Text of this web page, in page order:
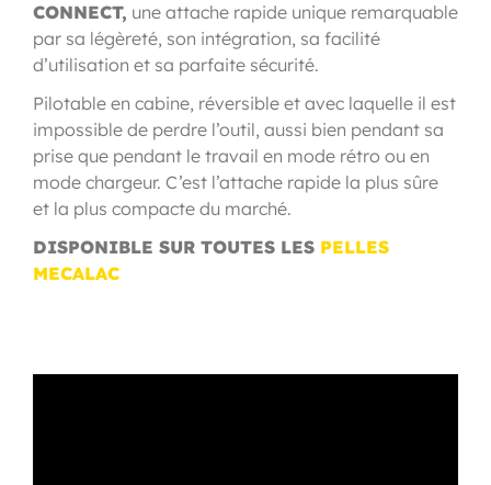
CONNECT, une attache rapide unique remarquable
par sa légèreté, son intégration, sa facilité
d’utilisation et sa parfaite sécurité.
Pilotable en cabine, réversible et avec laquelle il est
impossible de perdre l’outil, aussi bien pendant sa
prise que pendant le travail en mode rétro ou en
mode chargeur. C’est l’attache rapide la plus sûre
et la plus compacte du marché.
DISPONIBLE SUR TOUTES LES PELLES
MECALAC